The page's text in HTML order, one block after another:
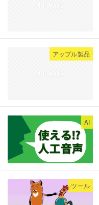
アップル製品
AI
ツール